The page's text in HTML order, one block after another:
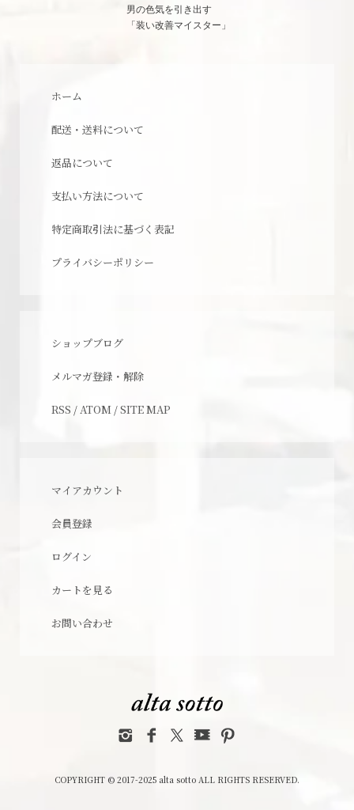
男の色気を引き出す
「装い改善マイスター」
ホーム
配送・送料について
返品について
支払い方法について
特定商取引法に基づく表記
プライバシーポリシー
ショップブログ
メルマガ登録・解除
RSS / ATOM /SITE MAP
マイアカウント
会員登録
ログイン
カートを見る
お問い合わせ
COPYRIGHT © 2017-2025 alta sotto ALL RIGHTS RESERVED.